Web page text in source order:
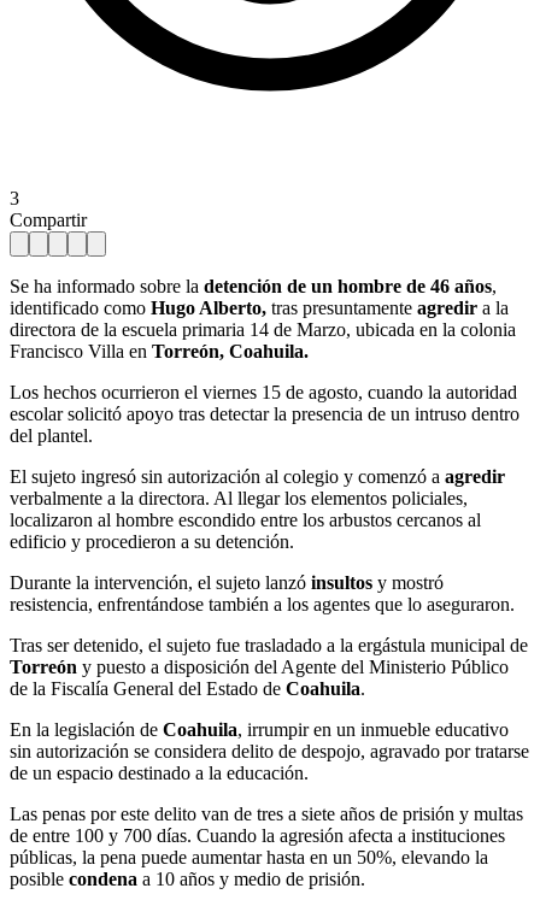
3
Compartir
Se ha informado sobre la detención de un hombre de 46 años,
identificado como Hugo Alberto, tras presuntamente agredir a la
directora de la escuela primaria 14 de Marzo, ubicada en la colonia
Francisco Villa en Torreón, Coahuila.
Los hechos ocurrieron el viernes 15 de agosto, cuando la autoridad
escolar solicitó apoyo tras detectar la presencia de un intruso dentro
del plantel.
El sujeto ingresó sin autorización al colegio y comenzó a agredir
verbalmente a la directora. Al llegar los elementos policiales,
localizaron al hombre escondido entre los arbustos cercanos al
edificio y procedieron a su detención.
Durante la intervención, el sujeto lanzó insultos y mostró
resistencia, enfrentándose también a los agentes que lo aseguraron.
Tras ser detenido, el sujeto fue trasladado a la ergástula municipal de
Torreón y puesto a disposición del Agente del Ministerio Público
de la Fiscalía General del Estado de Coahuila.
En la legislación de Coahuila, irrumpir en un inmueble educativo
sin autorización se considera delito de despojo, agravado por tratarse
de un espacio destinado a la educación.
Las penas por este delito van de tres a siete años de prisión y multas
de entre 100 y 700 días. Cuando la agresión afecta a instituciones
públicas, la pena puede aumentar hasta en un 50%, elevando la
posible condena a 10 años y medio de prisión.